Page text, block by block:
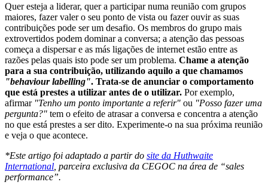
Quer esteja a liderar, quer a participar numa reunião com grupos
maiores, fazer valer o seu ponto de vista ou fazer ouvir as suas
contribuições pode ser um desafio. Os membros do grupo mais
extrovertidos podem dominar a conversa; a atenção das pessoas
começa a dispersar e as más ligações de internet estão entre as
razões pelas quais isto pode ser um problema. Chame a atenção
para a sua contribuição, utilizando aquilo a que chamamos
"behaviour labelling". Trata-se de anunciar o comportamento
que está prestes a utilizar antes de o utilizar. Por exemplo,
afirmar "Tenho um ponto importante a referir" ou "Posso fazer uma
pergunta?" tem o efeito de atrasar a conversa e concentra a atenção
no que está prestes a ser dito. Experimente-o na sua próxima reunião
e veja o que acontece.
*Este artigo foi adaptado a partir do site da Huthwaite
International , parceira exclusiva da CEGOC na área de “sales
performance”.